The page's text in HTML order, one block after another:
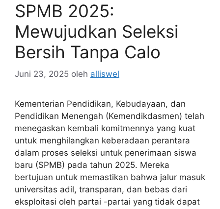
SPMB 2025:
Mewujudkan Seleksi
Bersih Tanpa Calo
Juni 23, 2025 oleh alliswel
Kementerian Pendidikan, Kebudayaan, dan
Pendidikan Menengah (Kemendikdasmen) telah
menegaskan kembali komitmennya yang kuat
untuk menghilangkan keberadaan perantara
dalam proses seleksi untuk penerimaan siswa
baru (SPMB) pada tahun 2025. Mereka
bertujuan untuk memastikan bahwa jalur masuk
universitas adil, transparan, dan bebas dari
eksploitasi oleh partai -partai yang tidak dapat